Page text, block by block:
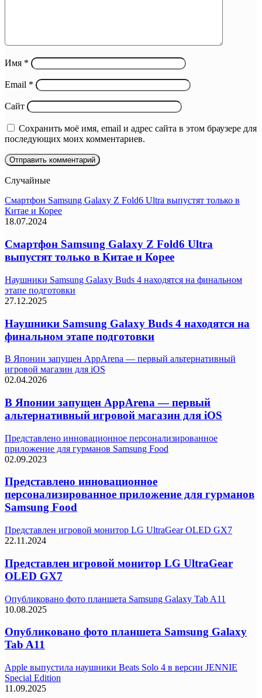
Имя *
Email *
Сайт
Сохранить моё имя, email и адрес сайта в этом браузере для
последующих моих комментариев.
Случайные
Смартфон Samsung Galaxy Z Fold6 Ultra выпустят только в
Китае и Корее
18.07.2024
Смартфон Samsung Galaxy Z Fold6 Ultra
выпустят только в Китае и Корее
Наушники Samsung Galaxy Buds 4 находятся на финальном
этапе подготовки
27.12.2025
Наушники Samsung Galaxy Buds 4 находятся на
финальном этапе подготовки
В Японии запущен AppArena — первый альтернативный
игровой магазин для iOS
02.04.2026
В Японии запущен AppArena — первый
альтернативный игровой магазин для iOS
Представлено инновационное персонализированное
приложение для гурманов Samsung Food
02.09.2023
Представлено инновационное
персонализированное приложение для гурманов
Samsung Food
Представлен игровой монитор LG UltraGear OLED GX7
22.11.2024
Представлен игровой монитор LG UltraGear
OLED GX7
Опубликовано фото планшета Samsung Galaxy Tab A11
10.08.2025
Опубликовано фото планшета Samsung Galaxy
Tab A11
Apple выпустила наушники Beats Solo 4 в версии JENNIE
Special Edition
11.09.2025